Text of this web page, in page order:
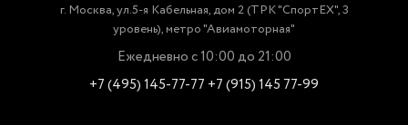
г. Москва, ул.5-я Кабельная, дом 2 (ТРК "СпортЕХ", 3
уровень), метро "Авиамоторная"
Ежедневно с 10:00 до 21:00
+7 (495) 145-77-77 +7 (915) 145 77-99